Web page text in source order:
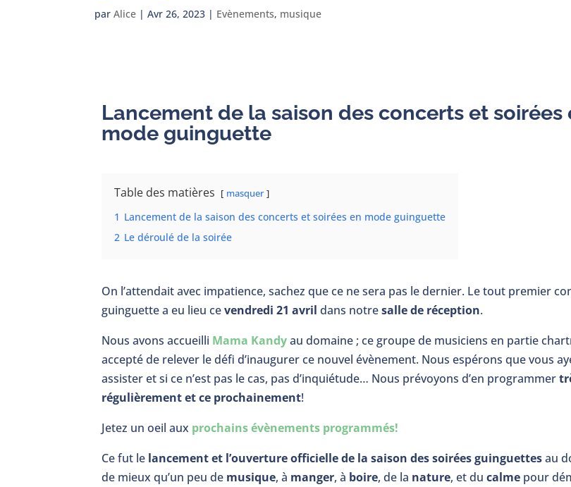
parAlice |Avr 26, 2023 | Evènements, musique
Lancement de la saison des concerts et soirées
mode guinguette
Table des matières masquer
1 Lancement de la saison des concerts et soirées en mode guinguette
2 Le déroulé de la soirée
On l’attendait avec impatience, sachez que ce ne sera pas le dernier. Le tout premier
guinguette a eu lieu cevendredi 21 avril dans notresalle de réception.
Nous avons accueilli Mama Kandyau domaine ; ce groupe de musiciens en partie
accepté de relever le défi d’inaugurer ce nouvel évènement. Nous espérons que vous
assister et si ce n’est pas le cas, pas d’inquiétude… Nous prévoyons d’en programmer
régulièrement et ce prochainement!
Jetez un oeil aux prochains évènements programmés!
Ce fut le lancement et l’ouverture officielle de la saison des soirées guinguettesau
de mieux qu’un peu de musique, à manger, à boire, de la nature, et ducalme pour